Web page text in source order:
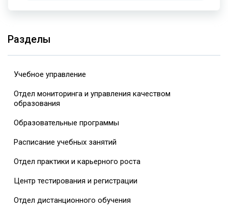
Разделы
Учебное управление
Отдел мониторинга и управления качеством
образования
Образовательные программы
Расписание учебных занятий
Отдел практики и карьерного роста
Центр тестирования и регистрации
Отдел дистанционного обучения